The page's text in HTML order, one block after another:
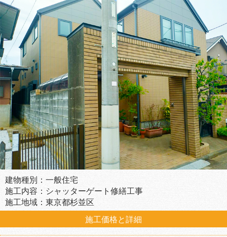
建物種別：一般住宅
施工内容：シャッターゲート修繕工事
施工地域：東京都杉並区
施工価格と詳細